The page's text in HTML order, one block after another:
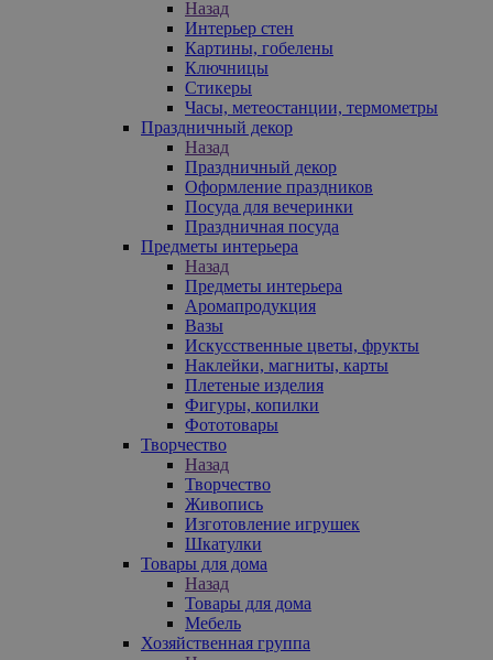
Назад
Интерьер стен
Картины, гобелены
Ключницы
Стикеры
Часы, метеостанции, термометры
Праздничный декор
Назад
Праздничный декор
Оформление праздников
Посуда для вечеринки
Праздничная посуда
Предметы интерьера
Назад
Предметы интерьера
Аромапродукция
Вазы
Искусственные цветы, фрукты
Наклейки, магниты, карты
Плетеные изделия
Фигуры, копилки
Фототовары
Творчество
Назад
Творчество
Живопись
Изготовление игрушек
Шкатулки
Товары для дома
Назад
Товары для дома
Мебель
Хозяйственная группа